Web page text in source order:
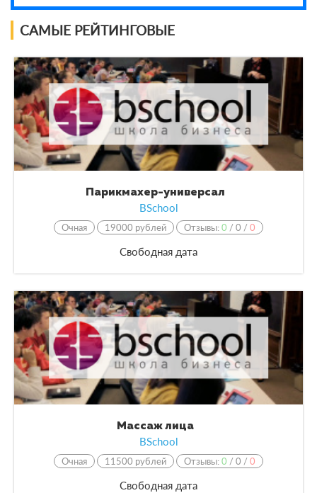
САМЫЕ РЕЙТИНГОВЫЕ
Парикмахер-универсал
BSchool
Очная 19000 рублей Отзывы:0 /0 /0
Свободная дата
Массаж лица
BSchool
Очная 11500 рублей Отзывы:0 /0 /0
Свободная дата